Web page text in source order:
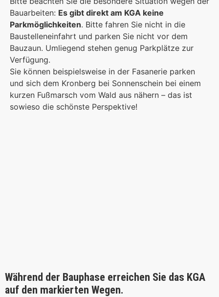
Bauarbeiten: Es gibt direkt am KGA keine
Parkmöglichkeiten. Bitte fahren Sie nicht in die
Baustelleneinfahrt und parken Sie nicht vor dem
Bauzaun. Umliegend stehen genug Parkplätze zur
Verfügung.
Sie können beispielsweise in der Fasanerie parken
und sich dem Kronberg bei Sonnenschein bei einem
kurzen Fußmarsch vom Wald aus nähern – das ist
sowieso die schönste Perspektive!
Während der Bauphase erreichen Sie das KGA
auf den markierten Wegen.